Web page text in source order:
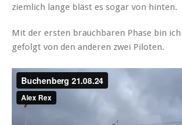
ziemlich lange bläst es sogar von hinten.
Mit der ersten brauchbaren Phase bin
gefolgt von den anderen zwei Piloten.